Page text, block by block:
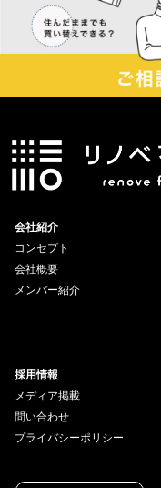
会社紹介
コンセプト
会社概要
メンバー紹介
採用情報
メディア掲載
問い合わせ
プライバシーポリシー